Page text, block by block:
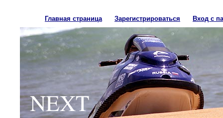
Главная страница Зарегистрироваться Вход с
NEXT